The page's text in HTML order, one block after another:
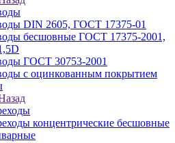
DIN 2605, ГОСТ 17375-01
бесшовные ГОСТ 17375-2001,
ГОСТ 30753-2001
с оцинкованным покрытием
концентрические бесшовные